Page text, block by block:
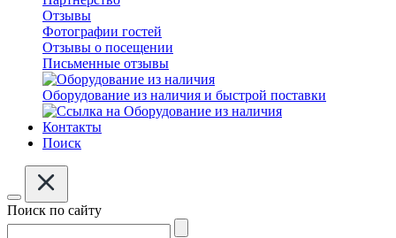
Отзывы
Фотографии гостей
Отзывы о посещении
Письменные отзывы
Оборудование из наличия и быстрой поставки
Контакты
Поиск
Поиск по сайту